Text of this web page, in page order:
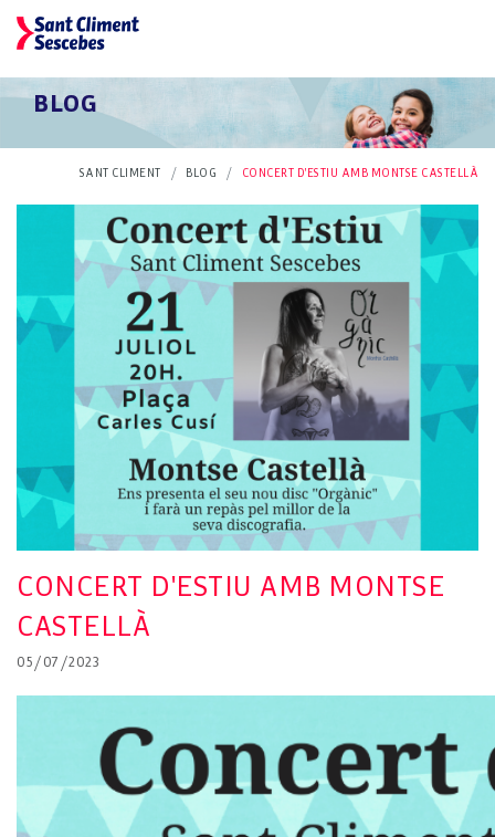
BLOG
SANT CLIMENT BLOG CONCERT D'ESTIU AMB MONTSE CASTELLÀ
CONCERT D'ESTIU AMB MONTSE
CASTELLÀ
05/07/2023